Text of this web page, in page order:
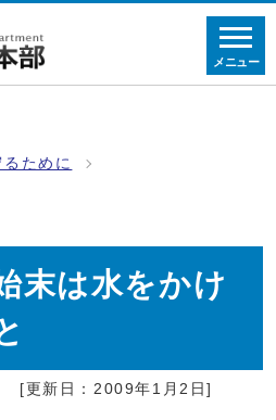
メニュー
ために
末は水をかけ
[更新日：2009年1月2日]